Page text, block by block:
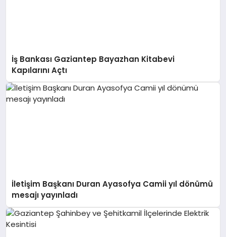
İş Bankası Gaziantep Bayazhan Kitabevi
Kapılarını Açtı
İletişim Başkanı Duran Ayasofya Camii yıl dönümü
mesajı yayınladı